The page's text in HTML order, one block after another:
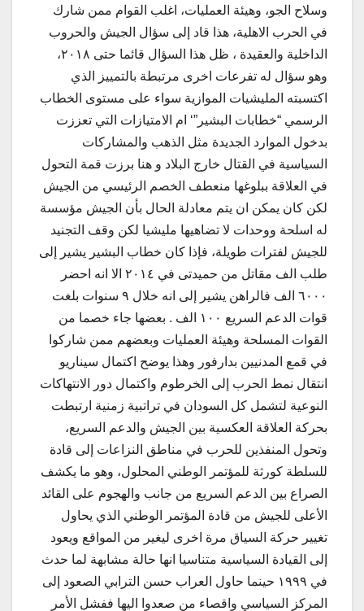
وسلاح الجو، وهيئة العمليات، اغلب القوام ممن شارك
في الحرب الاهلية، هذا قاد إلى سؤال الجيش والحروب
الداخلية والعقيدة ، ظل هذا السؤال قائما حتى ٢٠١٨،
وهو سؤال له تفرعات اخرى مرتبطة بالتمييز الذي
اكتسبته المليشيات الموازية سواء على مستوى الخطاب
الرسمي “خطابات البشير”‘ ام الامتيازات التي تعززت
بدخول الموارد الجديدة مثل الذهب والمشاركات
السياسية في القتال خارج البلاد و هنا برزت قمة التحول
في العلاقة ببلوغها منعطف الخصم الرئيسي من الجيش
لكن كان يمكن ان يتم معادلة الحال بأن الجيش مؤسسة
له اسلحة ووحدات لا تضاهيها مليشيا لكن وقف التجنيد
للجيش لفترات طويلة، فإذا كان خطاب البشير يشير إلى
طلب الف مقاتل من حميدتى في ٢٠١٤ الا انه احضر
٦٠٠٠ الف فالراهن يشير إلى انه خلال ٩ سنوات بلغت
قوات الدعم السريع ١٠٠ الف . بعضها جاء خصما من
القوات المسلحة وهيئة العمليات وبعضهم ممن شاركوا
في قمع المدنيين بدارفور وهذا يوضح اكتمال سيناريو
انتقال نمط الحرب إلى الخرطوم واكتمال دور الانتهاكات
النوعية لتشمل كل السودان في تراتبية زمنية ارتبطت
بحركة العلاقة العكسية بين الجيش والدعم السريع،
وتحول المنفذين للحرب في مناطق النزاعات إلى قادة
للسلطة كورثة للمؤتمر الوطني المحلول، وهو ما يكشف
الصراع بين الدعم السريع من جانب والهجوم على القائد
الأعلى للجيش من قادة المؤتمر الوطني الذي يحاول
تغيير حركة السياق مرة اخرى ليغير من المواقع ويعود
إلى القيادة السياسية متناسيا انها حالة مشابهة لما حدث
في ١٩٩٩ حينما حاول العراب حسن الترابي الصعود إلى
المركز السياسي واقصاء من صعدوا اليها ففشل الأمر